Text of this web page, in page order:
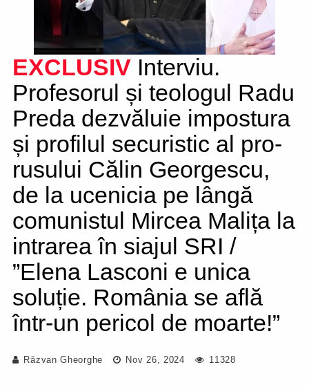
EXCLUSIV Interviu.
Profesorul și teologul Radu
Preda dezvăluie impostura
și profilul securistic al pro-
rusului Călin Georgescu,
de la ucenicia pe lângă
comunistul Mircea Malița la
intrarea în siajul SRI /
”Elena Lasconi e unica
soluție. România se află
într-un pericol de moarte!”
Răzvan Gheorghe Nov 26, 2024 11328